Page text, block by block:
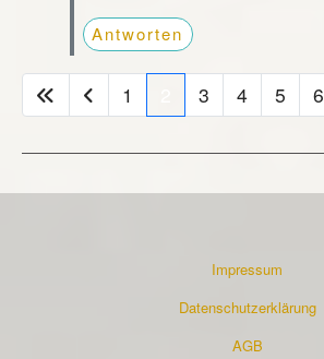
Antworten
1 3 4 5 6
Impressum
Datenschutzerklärung
AGB